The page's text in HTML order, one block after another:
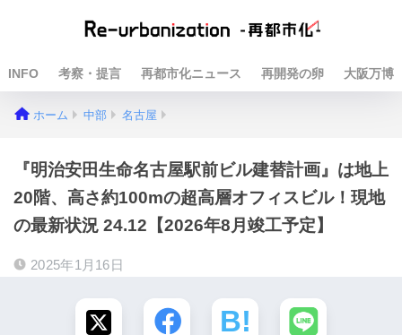
INFO 考察・提言 再都市化ニュース 再開発の卵 大阪万博
ホーム 中部 名古屋
『明治安田生命名古屋駅前ビル建替計画』は地上
20階、高さ約100mの超高層オフィスビル！現地
の最新状況 24.12【2026年8月竣工予定】
2025年1月16日